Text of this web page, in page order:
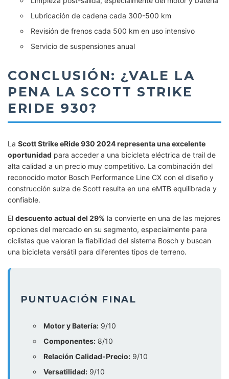
Lubricación de cadena cada 300-500 km
Revisión de frenos cada 500 km en uso intensivo
Servicio de suspensiones anual
CONCLUSIÓN: ¿VALE LA
PENA LA SCOTT STRIKE
ERIDE 930?
La Scott Strike eRide 930 2024 representa una excelente
oportunidad para acceder a una bicicleta eléctrica de trail de
alta calidad a un precio muy competitivo. La combinación del
reconocido motor Bosch Performance Line CX con el diseño y
construcción suiza de Scott resulta en una eMTB equilibrada y
confiable.
El descuento actual del 29% la convierte en una de las mejores
opciones del mercado en su segmento, especialmente para
ciclistas que valoran la fiabilidad del sistema Bosch y buscan
una bicicleta versátil para diferentes tipos de terreno.
PUNTUACIÓN FINAL
Motor y Batería: 9/10
Componentes: 8/10
Relación Calidad-Precio: 9/10
Versatilidad: 9/10